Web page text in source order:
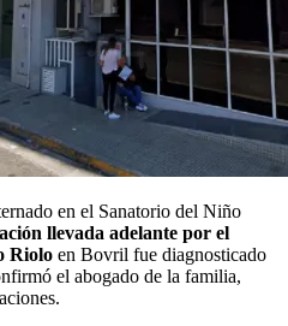
en el Sanatorio del Niño
llevada adelante por el
Riolo en Bovril fue diagnosticado
el abogado de la familia,